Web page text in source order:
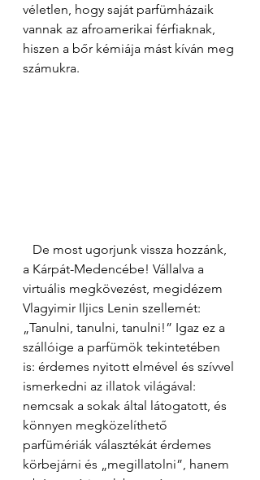
véletlen, hogy saját parfümházaik
vannak az afroamerikai férfiaknak,
hiszen a bőr kémiája mást kíván meg
számukra.
a Kárpát-Medencébe! Vállalva a
virtuális megkövezést, megidézem
Vlagyimir Iljics Lenin szellemét:
„Tanulni, tanulni, tanulni!” Igaz ez a
szállóige a parfümök tekintetében
is: érdemes nyitott elmével és szívvel
ismerkedni az illatok világával:
nemcsak a sokak által látogatott, és
könnyen megközelíthető
parfümériák választékát érdemes
körbejárni és „megillatolni”, hanem